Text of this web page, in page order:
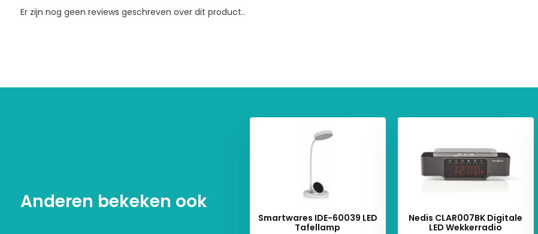
Er zijn nog geen reviews geschreven over dit product..
Anderen bekeken ook
Smartwares IDE-60039 LED
Tafellamp
Nedis CLAR007BK Digitale
LED Wekkerradio